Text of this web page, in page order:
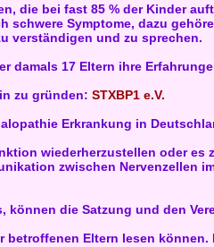
die bei fast 85 % der Kinder
Symptome, dazu
verständigen und zu sprechen.
damals 17 Eltern ihre
zu gründen: STXBP1 e.V.
Erkrankung in
wiederherzustellen oder es
zwischen
die Satzung und den
Eltern lesen